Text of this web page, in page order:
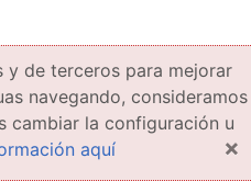
de terceros para mejorar
navegando, consideramos
cambiar la configuración u
aquí ×